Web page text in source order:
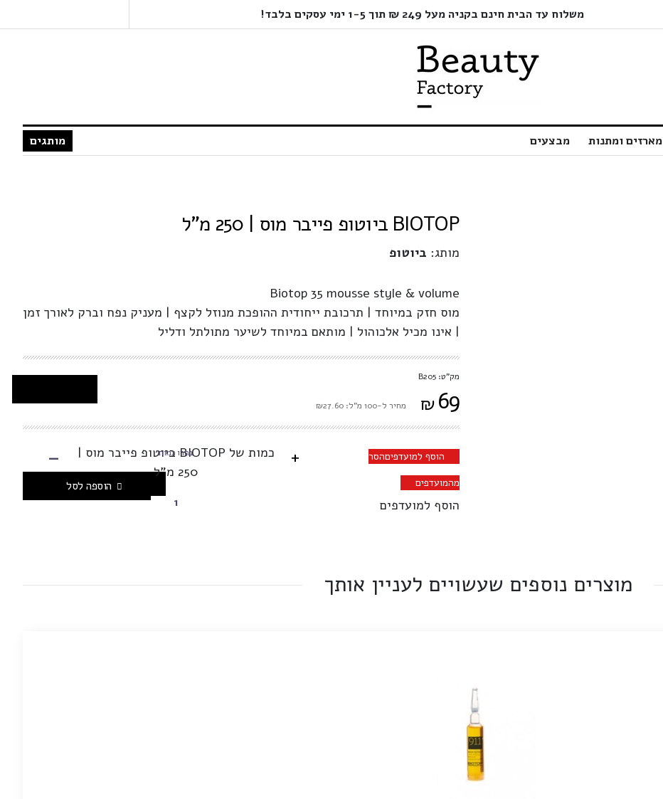
משלוח עד הבית חינם בקניה מעל 249 ₪ תוך 1-5 ימי עסקים בלבד!
מארזים ומתנות מבצעים מותגים
BIOTOP ביוטופ פייבר מוס | 250 מ"ל
מותג: ביוטופ
Biotop 35 mousse style & volume
מוס חזק במיוחד | תרכובת ייחודית ההופכת מנוזל לקצף | מעניק נפח וברק לאורך זמן
| אינו מכיל אלכוהול | מותאם במיוחד לשיער מתולתל ודליל
מק"ט: B205
₪69 מחיר ל-100 מ"ל: ₪27.60
+
כמות של BIOTOP ביוטופ פייבר מוס |
250 מ"ל
בחרו כמות -
הוספה לסל
הוסף למועדפיםהסר
מהמועדפים
הוסף למועדפים
מוצרים נוספים שעשויים לעניין אותך